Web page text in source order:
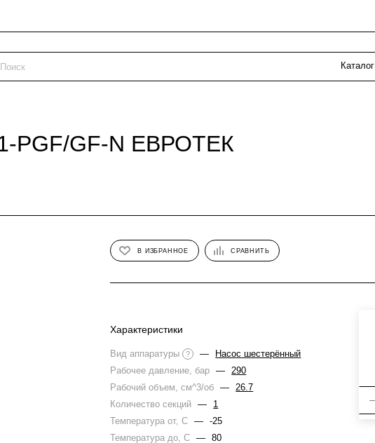
Каталог
PGF/GF-N ЕВРОТЕК
В ИЗБРАННОЕ СРАВНИТЬ
Характеристики
Вид аппаратуры ? —
Насос шестерённый
Рабочее давление, бар
—
290
Рабочий объем, см^3/об
—
26.7
Количество секций
—
1
Температура от, С
—
-25
Температура до, С
— 80